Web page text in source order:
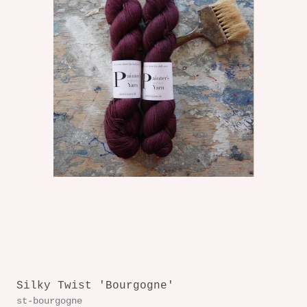
Silky Twist 'Bourgogne'
st-bourgogne